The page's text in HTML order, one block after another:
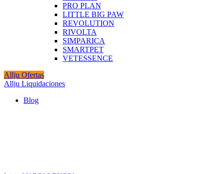
PRO PLAN
LITTLE BIG PAW
REVOLUTION
RIVOLTA
SIMPARICA
SMARTPET
VETESSENCE
Allju Ofertas
Allju Liquidaciones
Blog